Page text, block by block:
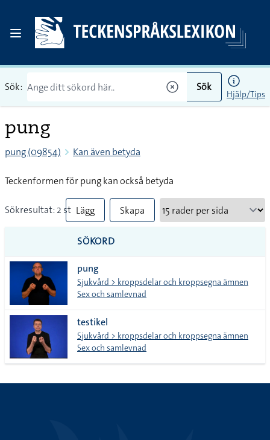
Sök: Sök
Hjälp/Tips
pung
pung (09854) Kan även betyda
Teckenformen för pung kan också betyda
Sökresultat: 2 st Lägg
till
alla i
lista
Skapa
SÖKORD
pung
Sjukvård > kroppsdelar och kroppsegna ämnen
Sex och samlevnad
testikel
Sjukvård > kroppsdelar och kroppsegna ämnen
Sex och samlevnad